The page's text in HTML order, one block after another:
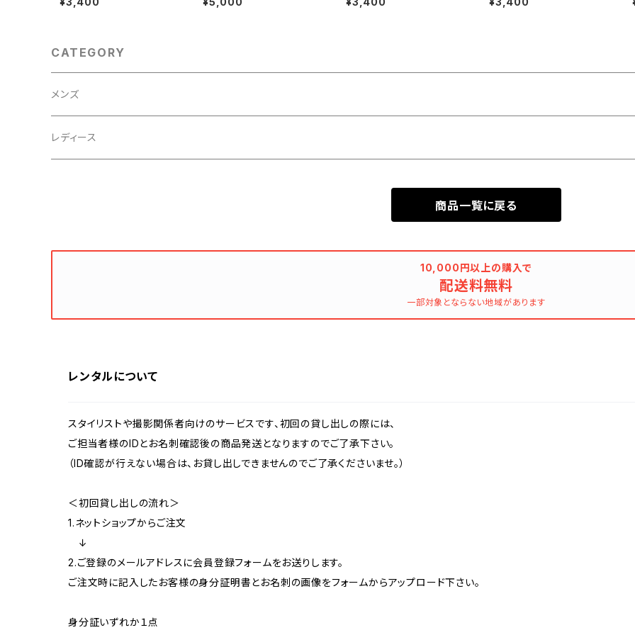
RTUNA Tokyo レンタル
ズ（LL）- FORTUNA Tokyo
ライプ 船・マリン柄 - FORT
絵 - FORTUNA Tokyo レン
CATEGORY
メンズ
ネクタイ・ボウタイ・チーフ
レディース
商品一覧に戻る
10,000円以上の購入で
配送料無料
一部対象とならない地域があります
レンタルについて
スタイリストや撮影関係者向けのサービスです、初回の貸し出しの際には、
ご担当者様のIDとお名刺確認後の商品発送となりますのでご了承下さい。
（ID確認が行えない場合は、お貸し出しできませんのでご了承くださいませ。）
＜初回貸し出しの流れ＞
1.ネットショップからご注文
↓
2.ご登録のメールアドレスに会員登録フォームをお送りします。
ご注文時に記入したお客様の身分証明書とお名刺の画像をフォームからアップロード下さい。
身分証いずれか１点